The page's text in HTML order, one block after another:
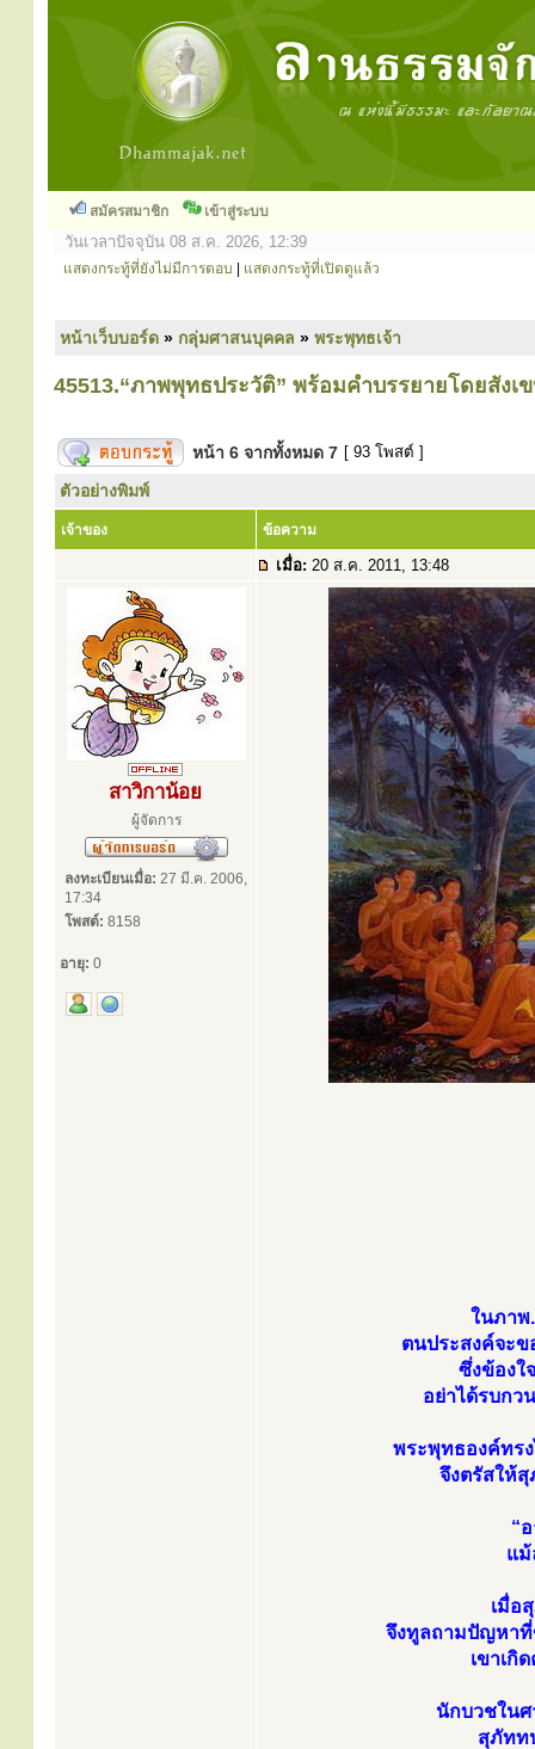
สมัครสมาชิก เข้าสู่ระบบ
วันเวลาปัจจุบัน 08 ส.ค. 2026, 12:39
แสดงกระทู้ที่ยังไม่มีการตอบ แสดงกระทู้ที่เปิดดูแล้ว
หน้าเว็บบอร์ด » กลุ่มศาสนบุคคล » พระพุทธเจ้า
45513.“ภาพพุทธประวัติ” พร้อมคำบรรยายโดยสังเ
หน้า 6 จากทั้งหมด 7 [ 93 โพสต์ ]
ตัวอย่างพิมพ์
เจ้าของ ข้อความ
เมื่อ: 20 ส.ค. 2011, 13:48
สาวิกาน้อย
ผู้จัดการ
ลงทะเบียนเมื่อ: 27 มี.ค. 2006,
17:34
โพสต์: 8158
อายุ: 0
ในภาพ
ตนประสงค์จะข
ซึ่งข้องใ
อย่าได้รบกว
พระพุทธองค์ทร
จึงตรัสให้
“
แม้
เมื่อ
จึงทูลถามปัญหาที่
เขาเกิ
นักบวชใน
สุภัทท